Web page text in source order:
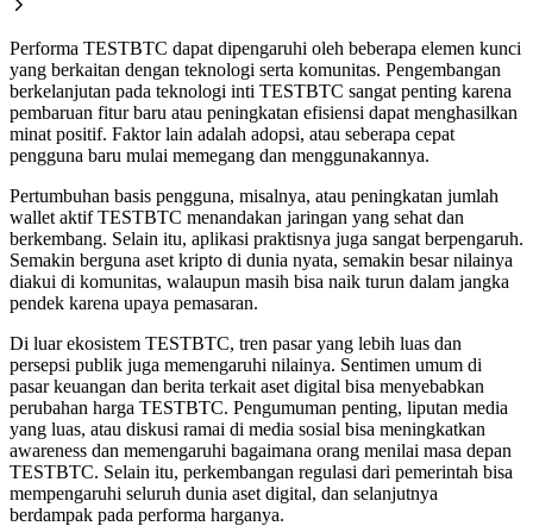
Performa TESTBTC dapat dipengaruhi oleh beberapa elemen kunci
yang berkaitan dengan teknologi serta komunitas. Pengembangan
berkelanjutan pada teknologi inti TESTBTC sangat penting karena
pembaruan fitur baru atau peningkatan efisiensi dapat menghasilkan
minat positif. Faktor lain adalah adopsi, atau seberapa cepat
pengguna baru mulai memegang dan menggunakannya.
Pertumbuhan basis pengguna, misalnya, atau peningkatan jumlah
wallet aktif TESTBTC menandakan jaringan yang sehat dan
berkembang. Selain itu, aplikasi praktisnya juga sangat berpengaruh.
Semakin berguna aset kripto di dunia nyata, semakin besar nilainya
diakui di komunitas, walaupun masih bisa naik turun dalam jangka
pendek karena upaya pemasaran.
Di luar ekosistem TESTBTC, tren pasar yang lebih luas dan
persepsi publik juga memengaruhi nilainya. Sentimen umum di
pasar keuangan dan berita terkait aset digital bisa menyebabkan
perubahan harga TESTBTC. Pengumuman penting, liputan media
yang luas, atau diskusi ramai di media sosial bisa meningkatkan
awareness dan memengaruhi bagaimana orang menilai masa depan
TESTBTC. Selain itu, perkembangan regulasi dari pemerintah bisa
mempengaruhi seluruh dunia aset digital, dan selanjutnya
berdampak pada performa harganya.